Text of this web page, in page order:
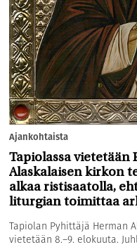
Ajankohtaista
Tapiolassa vietetään
Alaskalaisen kirkon
alkaa ristisaatolla,
liturgian toimittaa
Tapiolan Pyhittäjä Herman
vietetään 8.–9. elokuuta.